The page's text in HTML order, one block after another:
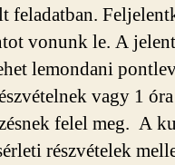
feladatban.
vonunk le. A
lemondani
vagy 1
felel meg. A
részvételek